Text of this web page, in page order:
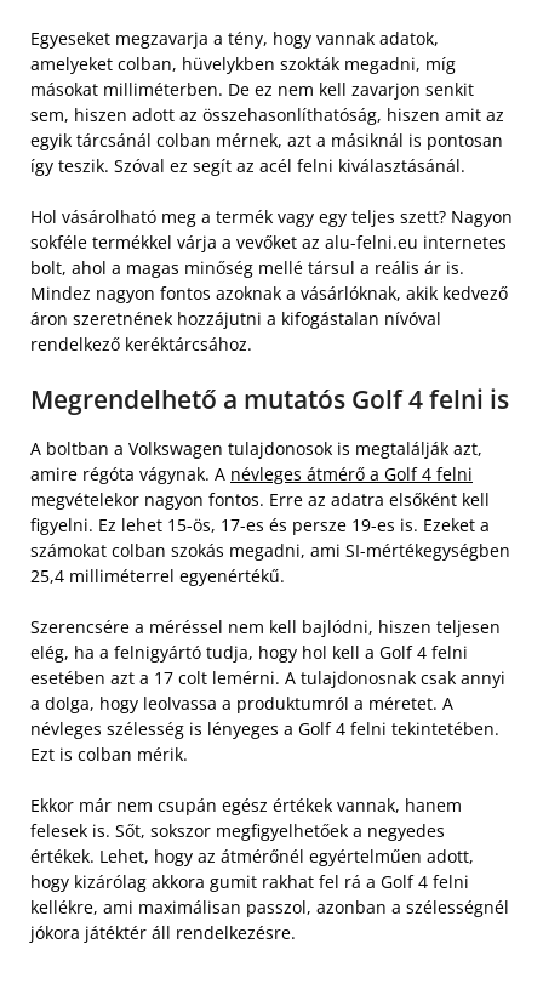
Egyeseket megzavarja a tény, hogy vannak adatok,
amelyeket colban, hüvelykben szokták megadni, míg
másokat milliméterben. De ez nem kell zavarjon senkit
sem, hiszen adott az összehasonlíthatóság, hiszen amit az
egyik tárcsánál colban mérnek, azt a másiknál is pontosan
így teszik. Szóval ez segít az acél felni kiválasztásánál.
Hol vásárolható meg a termék vagy egy teljes szett? Nagyon
sokféle termékkel várja a vevőket az alu-felni.eu internetes
bolt, ahol a magas minőség mellé társul a reális ár is.
Mindez nagyon fontos azoknak a vásárlóknak, akik kedvező
áron szeretnének hozzájutni a kifogástalan nívóval
rendelkező keréktárcsához.
Megrendelhető a mutatós Golf 4 felni is
A boltban a Volkswagen tulajdonosok is megtalálják azt,
amire régóta vágynak. A névleges átmérő a Golf 4 felni
megvételekor nagyon fontos. Erre az adatra elsőként kell
figyelni. Ez lehet 15-ös, 17-es és persze 19-es is. Ezeket a
számokat colban szokás megadni, ami SI-mértékegységben
25,4 milliméterrel egyenértékű.
Szerencsére a méréssel nem kell bajlódni, hiszen teljesen
elég, ha a felnigyártó tudja, hogy hol kell a Golf 4 felni
esetében azt a 17 colt lemérni. A tulajdonosnak csak annyi
a dolga, hogy leolvassa a produktumról a méretet. A
névleges szélesség is lényeges a Golf 4 felni tekintetében.
Ezt is colban mérik.
Ekkor már nem csupán egész értékek vannak, hanem
felesek is. Sőt, sokszor megfigyelhetőek a negyedes
értékek. Lehet, hogy az átmérőnél egyértelműen adott,
hogy kizárólag akkora gumit rakhat fel rá a Golf 4 felni
kellékre, ami maximálisan passzol, azonban a szélességnél
jókora játéktér áll rendelkezésre.